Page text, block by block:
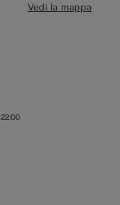
Vedi la mappa
22:00